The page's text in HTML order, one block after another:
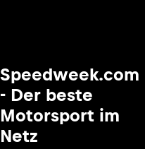
Speedweek.com
- Der beste
Motorsport im
Netz